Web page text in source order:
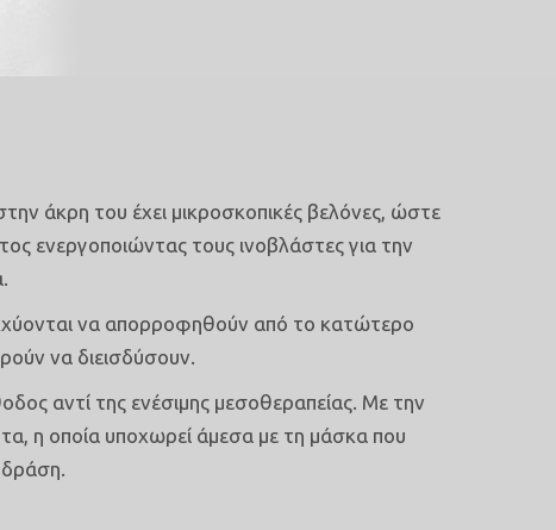
άκρη του έχει μικροσκοπικές βελόνες, ώστε
ενεργοποιώντας τους ινοβλάστες για την
να απορροφηθούν από το κατώτερο
να διεισδύσουν.
αντί της ενέσιμης μεσοθεραπείας. Με την
η οποία υποχωρεί άμεσα με τη μάσκα που